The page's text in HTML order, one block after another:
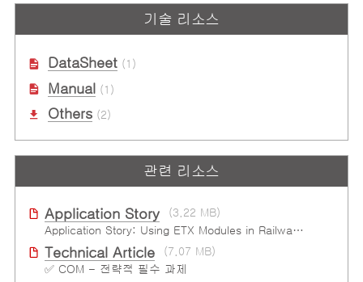
Intel Atom® 프로세서 E3800 시리
즈 SoC가 장착된 ETX 모듈(이전 코
기술 리소스
DataSheet(1)
Manual (1)
Others(2)
관련 리소스
Application Story
(3.22 MB)
Application Story: Using ETX Modules in Railway Solutions for Ruggedness, Connectivity and Manageability
Technical Article
(7.07 MB)
✅ COM - 전략적 필수 과제